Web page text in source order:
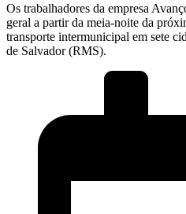
Os trabalhadores da empresa
geral a partir da meia-noite da
transporte intermunicipal em sete
de Salvador (RMS).